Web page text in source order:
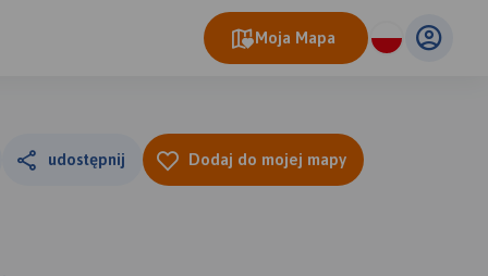
Moja Mapa
udostępnij Dodaj do mojej mapy